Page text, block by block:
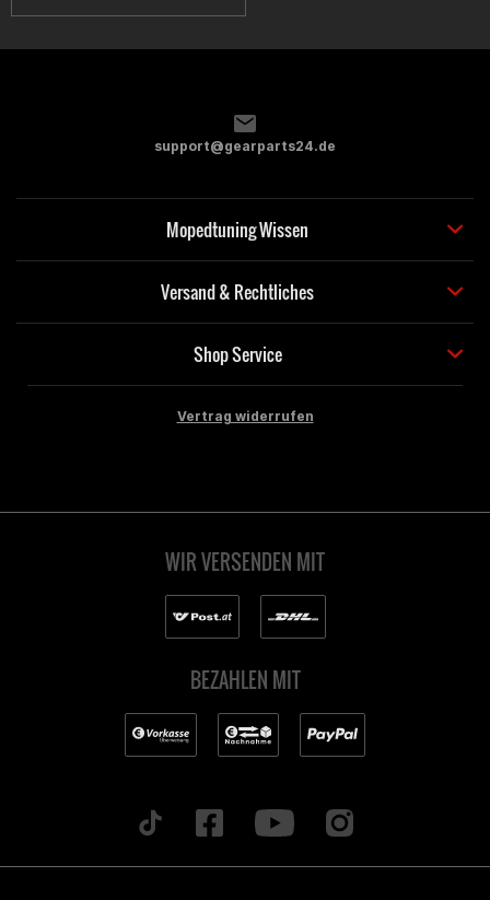
support@gearparts24.de
Mopedtuning Wissen
Versand & Rechtliches
Shop Service
Vertrag widerrufen
WIR VERSENDEN MIT
BEZAHLEN MIT